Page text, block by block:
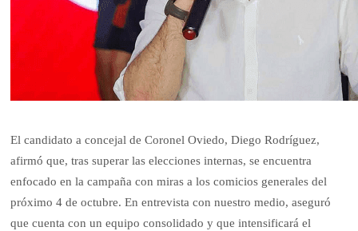
El candidato a concejal de Coronel Oviedo, Diego Rodríguez,
afirmó que, tras superar las elecciones internas, se encuentra
enfocado en la campaña con miras a los comicios generales del
próximo 4 de octubre. En entrevista con nuestro medio, aseguró
que cuenta con un equipo consolidado y que intensificará el